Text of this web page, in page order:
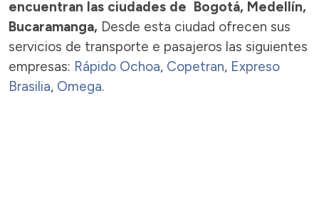
encuentran las ciudades de Bogotá, Medellín,
Bucaramanga, Desde esta ciudad ofrecen sus
servicios de transporte e pasajeros las siguientes
empresas: Rápido Ochoa, Copetran, Expreso
Brasilia, Omega.